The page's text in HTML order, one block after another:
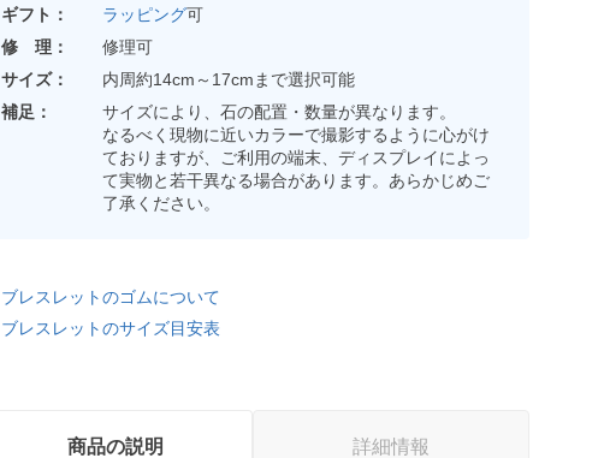
ギフト：
ラッピング可
修 理：
修理可
サイズ：
内周約14cm～17cmまで選択可能
補足：
サイズにより、石の配置・数量が異なります。
なるべく現物に近いカラーで撮影するように心がけ
ておりますが、ご利用の端末、ディスプレイによっ
て実物と若干異なる場合があります。あらかじめご
了承ください。
ブレスレットのゴムについて
ブレスレットのサイズ目安表
商品の説明 詳細情報